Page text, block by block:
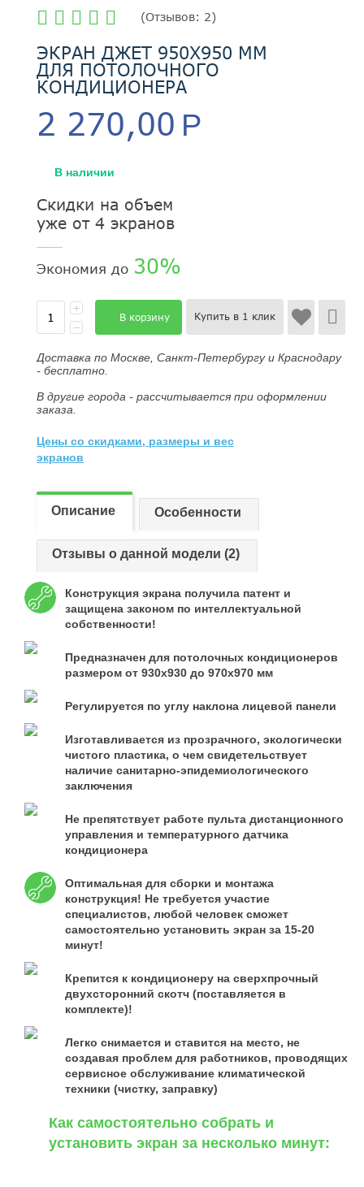
(Отзывов: 2)
ЭКРАН ДЖЕТ 950Х950 ММ
ДЛЯ ПОТОЛОЧНОГО
КОНДИЦИОНЕРА
2 270,00 Р
В наличии
Скидки на объем
уже от 4 экранов
Экономия до 30%
+
−
В корзину Купить в 1 клик
Доставка по Москве, Санкт-Петербургу и Краснодару
- бесплатно.
В другие города - рассчитывается при оформлении
заказа.
Цены со скидками, размеры и вес
экранов
Описание Особенности
Отзывы о данной модели (2)
Конструкция экрана получила патент и
защищена законом по интеллектуальной
собственности!
Предназначен для потолочных кондиционеров
размером от 930х930 до 970х970 мм
Регулируется по углу наклона лицевой панели
Изготавливается из прозрачного, экологически
чистого пластика, о чем свидетельствует
наличие санитарно-эпидемиологического
заключения
Не препятствует работе пульта дистанционного
управления и температурного датчика
кондиционера
Оптимальная для сборки и монтажа
конструкция! Не требуется участие
специалистов, любой человек сможет
самостоятельно установить экран за 15-20
минут!
Крепится к кондиционеру на сверхпрочный
двухсторонний скотч (поставляется в
комплекте)!
Легко снимается и ставится на место, не
создавая проблем для работников, проводящих
сервисное обслуживание климатической
техники (чистку, заправку)
Как самостоятельно собрать и
установить экран за несколько минут: